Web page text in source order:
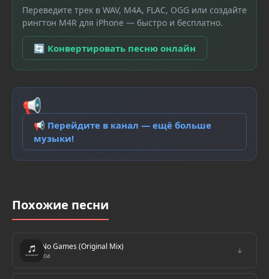
Переведите трек в WAV, M4A, FLAC, OGG или создайте
рингтон M4R для iPhone — быстро и бесплатно.
🔄 Конвертировать песню онлайн
📢
📢 Перейдите в канал — ещё больше
музыки!
Похожие песни
No Games (Original Mix)
Joa
↓